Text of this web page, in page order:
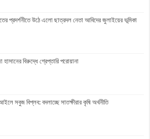
প্রদর্শনীতে উঠে এলো ছাত্রদল নেতা আবিদের জুলাইয়ের ভূমিকা
হাসানের বিরুদ্ধে গ্রেপ্তারি পরোয়ানা
সবুজ বিপ্লব: বদলাচ্ছে সাতক্ষীরার কৃষি অর্থনীতি